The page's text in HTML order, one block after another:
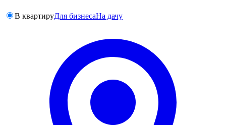
В квартируДля бизнесаНа дачу